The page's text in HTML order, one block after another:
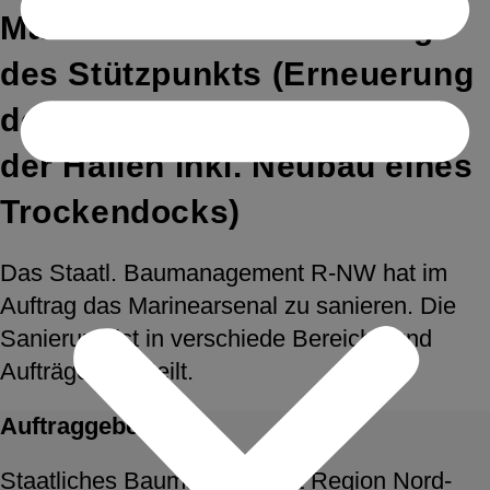
Marinearsenal – Sanierung
des Stützpunkts (Erneuerung
der Tore, Abriss und Neubau
der Hallen inkl. Neubau eines
Trockendocks)
Das Staatl. Baumanagement R-NW hat im
Auftrag das Marinearsenal zu sanieren. Die
Sanierung ist in verschiede Bereiche und
Aufträge unterteilt.
Auftraggeber
Staatliches Baumanagement Region Nord-